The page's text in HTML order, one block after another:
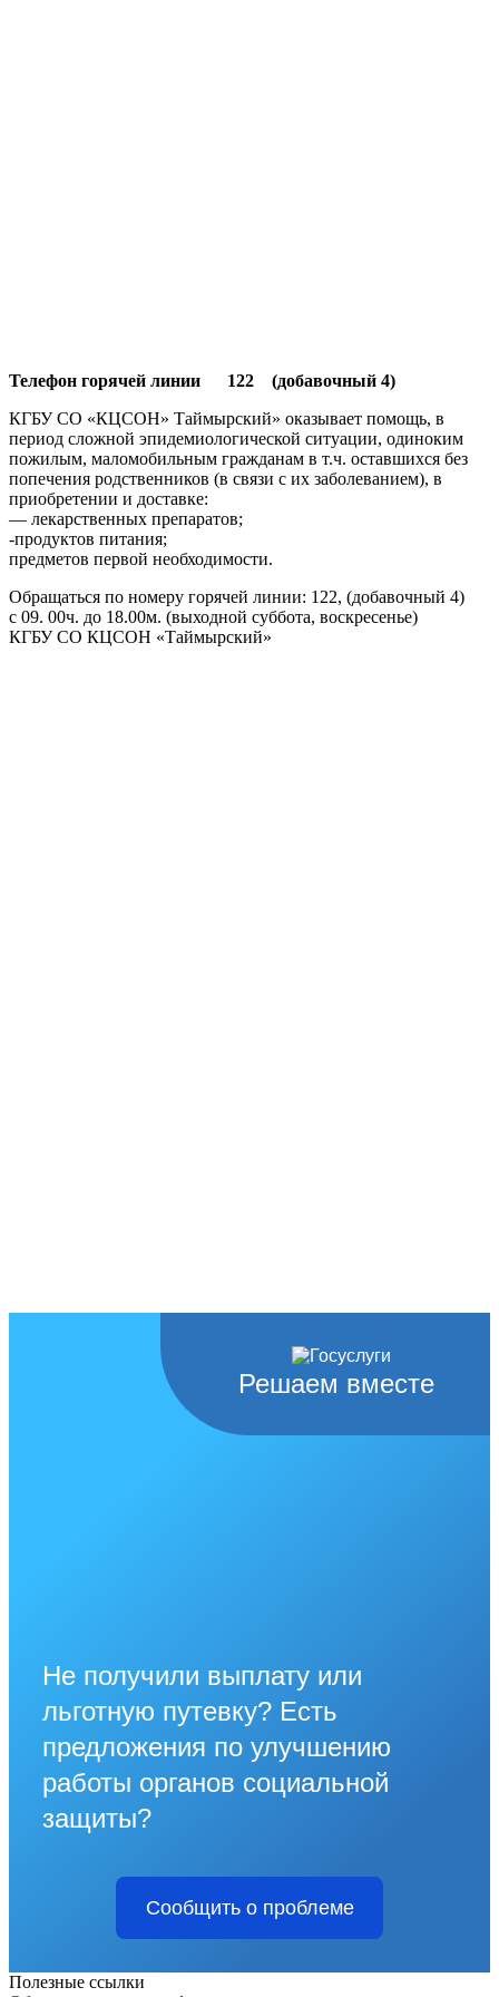
Телефон горячей линии 122 (добавочный 4)
КГБУ СО «КЦСОН» Таймырский» оказывает помощь, в
период сложной эпидемиологической ситуации, одиноким
пожилым, маломобильным гражданам в т.ч. оставшихся без
попечения родственников (в связи с их заболеванием), в
приобретении и доставке:
— лекарственных препаратов;
-продуктов питания;
предметов первой необходимости.
Обращаться по номеру горячей линии: 122, (добавочный 4)
с 09. 00ч. до 18.00м. (выходной суббота, воскресенье)
КГБУ СО КЦСОН «Таймырский»
Решаем вместе
Не получили выплату или
льготную путевку? Есть
предложения по улучшению
работы органов социальной
защиты?
Сообщить о проблеме
Полезные ссылки